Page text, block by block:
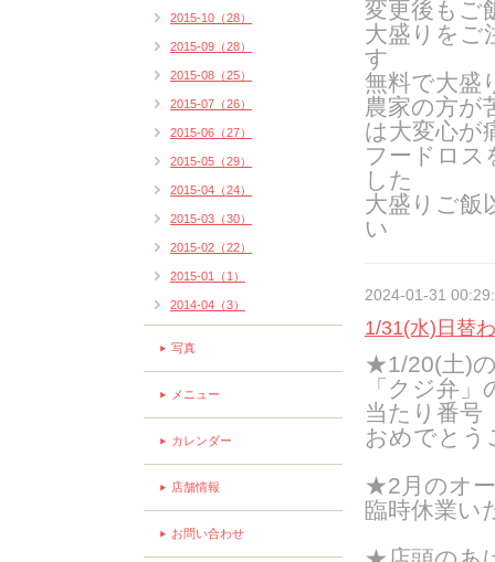
変更後もご
大盛りをご
す
無料で大盛
農家の方が
は大変心が
フードロス
した
大盛りご飯
い
2024-01-31
1/31(水)日替
★1/20(土)
「クジ弁」
当たり番号
おめでとう
★2月のオ
臨時休業い
2015-10（28）
2015-09（28）
2015-08（25）
2015-07（26）
2015-06（27）
2015-05（29）
2015-04（24）
2015-03（30）
2015-02（22）
2015-01（1）
2014-04（3）
写真
メニュー
カレンダー
店舗情報
お問い合わせ